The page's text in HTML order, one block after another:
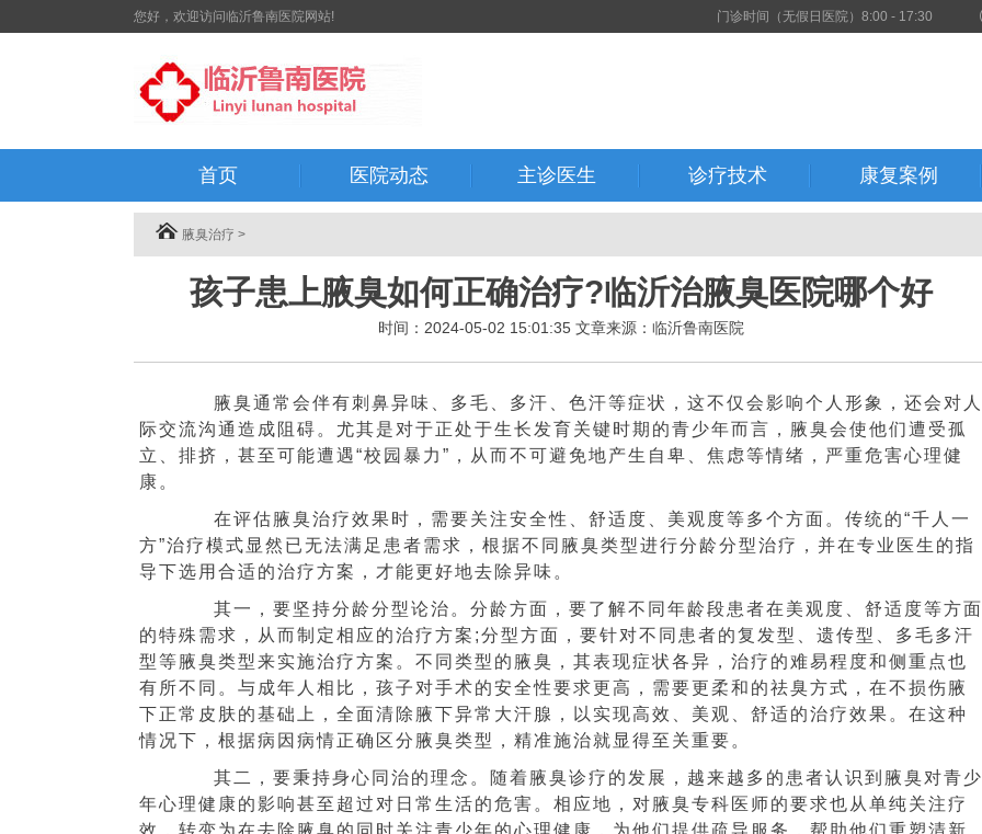
您好，欢迎访问临沂鲁南医院网站! 门诊时间（无假日医院）8:00 - 17:30
首页 医院动态 主诊医生 诊疗技术 康复案例
腋臭治疗 >
孩子患上腋臭如何正确治疗?临沂治腋臭医院哪个好
时间：2024-05-02 15:01:35 文章来源：临沂鲁南医院
腋臭通常会伴有刺鼻异味、多毛、多汗、色汗等症状，这不仅会影响个人形象，还会对人
际交流沟通造成阻碍。尤其是对于正处于生长发育关键时期的青少年而言，腋臭会使他们遭受孤
立、排挤，甚至可能遭遇“校园暴力”，从而不可避免地产生自卑、焦虑等情绪，严重危害心理健
康。
在评估腋臭治疗效果时，需要关注安全性、舒适度、美观度等多个方面。传统的“千人一
方”治疗模式显然已无法满足患者需求，根据不同腋臭类型进行分龄分型治疗，并在专业医生的指
导下选用合适的治疗方案，才能更好地去除异味。
其一，要坚持分龄分型论治。分龄方面，要了解不同年龄段患者在美观度、舒适度等方面
的特殊需求，从而制定相应的治疗方案;分型方面，要针对不同患者的复发型、遗传型、多毛多汗
型等腋臭类型来实施治疗方案。不同类型的腋臭，其表现症状各异，治疗的难易程度和侧重点也
有所不同。与成年人相比，孩子对手术的安全性要求更高，需要更柔和的祛臭方式，在不损伤腋
下正常皮肤的基础上，全面清除腋下异常大汗腺，以实现高效、美观、舒适的治疗效果。在这种
情况下，根据病因病情正确区分腋臭类型，精准施治就显得至关重要。
其二，要秉持身心同治的理念。随着腋臭诊疗的发展，越来越多的患者认识到腋臭对青少
年心理健康的影响甚至超过对日常生活的危害。相应地，对腋臭专科医师的要求也从单纯关注疗
效，转变为在去除腋臭的同时关注青少年的心理健康，为他们提供疏导服务，帮助他们重塑清新